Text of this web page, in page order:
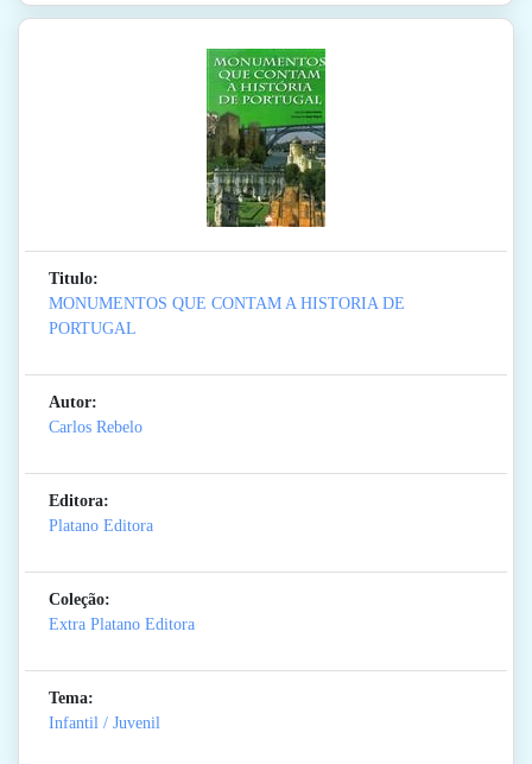
Titulo:
MONUMENTOS QUE CONTAM A HISTORIA DE
PORTUGAL
Autor:
Carlos Rebelo
Editora:
Platano Editora
Coleção:
Extra Platano Editora
Tema:
Infantil / Juvenil